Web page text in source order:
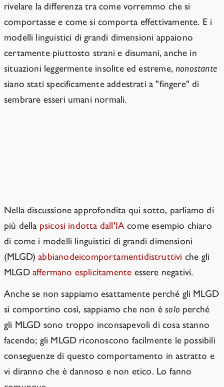
rivelare la differenza tra come vorremmo che si
comportasse e come si comporta effettivamente. E i
modelli linguistici di grandi dimensioni appaiono
certamente piuttosto strani e disumani, anche in
situazioni leggermente insolite ed estreme,nonostante
siano stati specificamente addestrati a "fingere" di
sembrare esseri umani normali.
Nella discussione approfondita qui sotto, parliamo di
più della psicosi indotta dall'IA come esempio chiaro
di come i modelli linguistici di grandi dimensioni
(MLGD)abbianodeicomportamentidistruttivi che gli
MLGD affermano esplicitamente essere negativi.
Anche se non sappiamo esattamente perché gli MLGD
si comportino così, sappiamo che non èsolo perché
gli MLGD sono troppo inconsapevoli di cosa stanno
facendo; gli MLGD riconoscono facilmente le possibili
conseguenze di questo comportamento in astratto e
vi diranno che è dannoso e non etico. Lo fanno